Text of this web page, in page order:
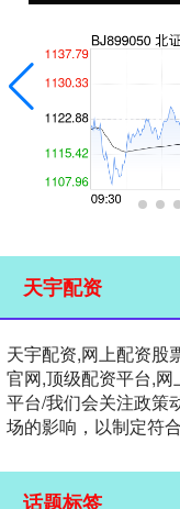
天宇配资
天宇配资,网上配资股
官网,顶级配资平台,
平台/我们会关注政策
场的影响，以制定符
话题标签